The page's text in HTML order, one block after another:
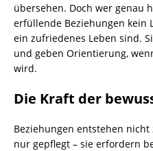
übersehen. Doch wer genau
erfüllende Beziehungen kein
ein zufriedenes Leben sind.
und geben Orientierung,
wird.
Die Kraft der
Beziehungen entstehen
nur gepflegt – sie erfordern